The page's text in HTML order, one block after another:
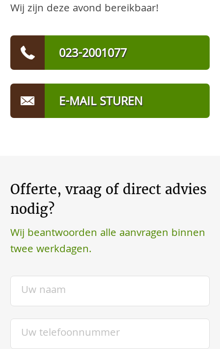
Wij zijn deze avond bereikbaar!
023-2001077
E-MAIL STUREN
Offerte, vraag of direct advies
nodig?
Wij beantwoorden alle aanvragen binnen
twee werkdagen.